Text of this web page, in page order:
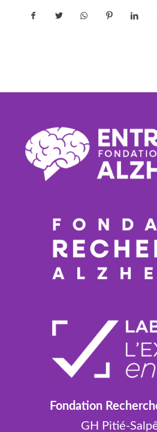
Fondation
GH Pitié-